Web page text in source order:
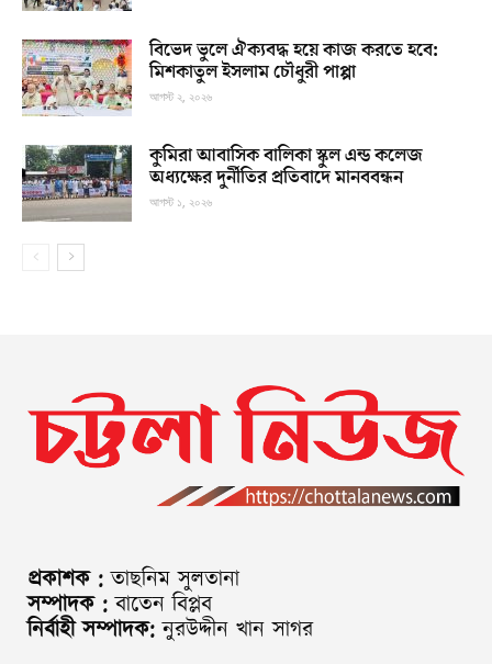
বিভেদ ভুলে ঐক্যবদ্ধ হয়ে কাজ করতে হবে:
মিশকাতুল ইসলাম চৌধুরী পাপ্পা
আগস্ট ২, ২০২৬
কুমিরা আবাসিক বালিকা স্কুল এন্ড কলেজ
অধ্যক্ষের দুর্নীতির প্রতিবাদে মানববন্ধন
আগস্ট ১, ২০২৬
প্রকাশক : তাছনিম সুলতানা
সম্পাদক : বাতেন বিপ্লব
নির্বাহী সম্পাদক: নুরউদ্দীন খান সাগর